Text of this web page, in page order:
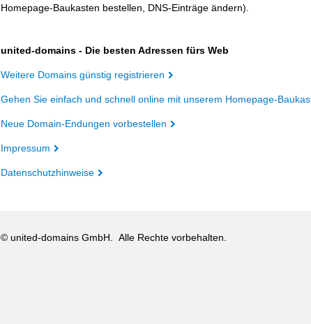
Homepage-Baukasten bestellen, DNS-Einträge ändern).
united-domains - Die besten Adressen fürs Web
Weitere Domains günstig registrieren
Gehen Sie einfach und schnell online mit unserem Homepage-
Neue Domain-Endungen vorbestellen
Impressum
Datenschutzhinweise
© united-domains GmbH. Alle Rechte vorbehalten.